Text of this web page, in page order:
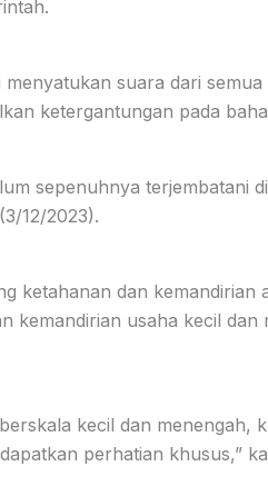
suara dari
ketergantungan pada
sepenuhnya terjembatani
12/2023).
ketahanan dan kemandirian
kemandirian usaha kecil dan
kecil dan menengah,
perhatian khusus,”